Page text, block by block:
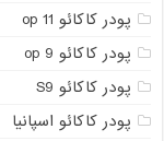
پودر کاکائو op 11
پودر کاکائو op 9
پودر کاکائو S9
پودر کاکائو اسپانیا